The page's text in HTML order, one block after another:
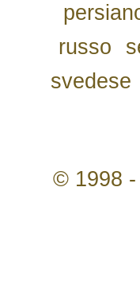
russo
svedese
© 1998 -